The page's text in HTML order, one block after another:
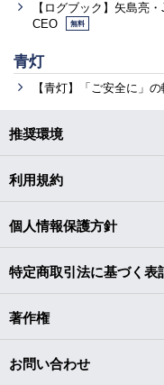
【ログブック】矢島亮
CEO
無料
青灯
【青灯】「ご安全に」の
推奨環境
利用規約
個人情報保護方針
特定商取引法に基づく表
著作権
お問い合わせ